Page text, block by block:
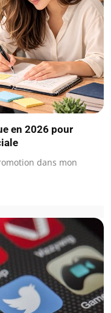
en 2026 pour
dans mon